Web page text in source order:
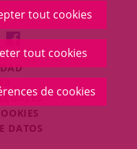
tout cookies
tout cookies
de cookies
una
ventana
nueva.
externa.
ENLACE
A
UNA
APLICACIÓN
EXTERNA.
DATOS